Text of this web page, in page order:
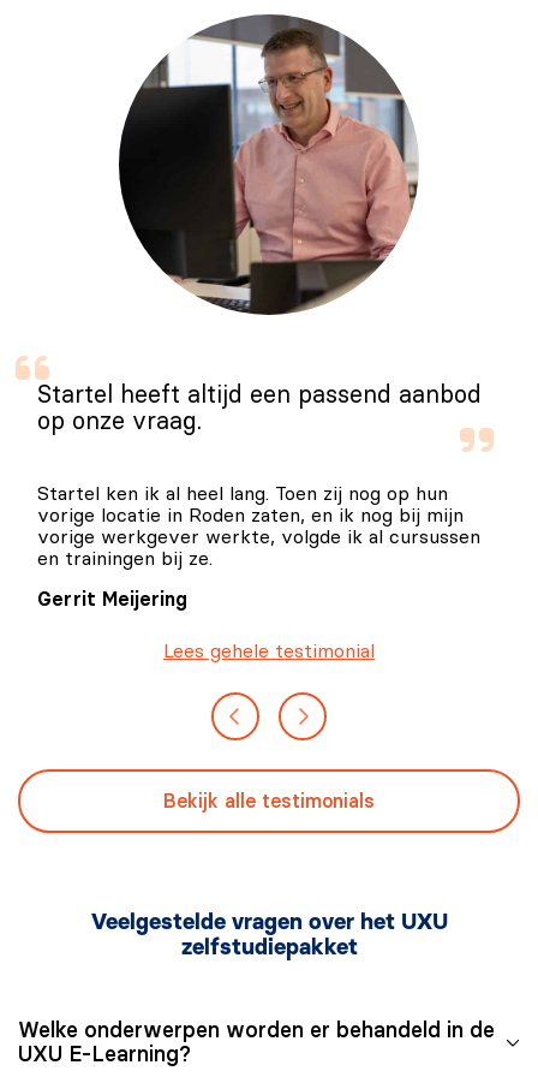
Startel heeft altijd een passend aanbod
op onze vraag.
Startel ken ik al heel lang. Toen zij nog op hun
vorige locatie in Roden zaten, en ik nog bij mijn
vorige werkgever werkte, volgde ik al cursussen
en trainingen bij ze.
Gerrit Meijering
Lees gehele testimonial
Bekijk alle testimonials
Veelgestelde vragen over het UXU
zelfstudiepakket
Welke onderwerpen worden er behandeld in de
UXU E-Learning?